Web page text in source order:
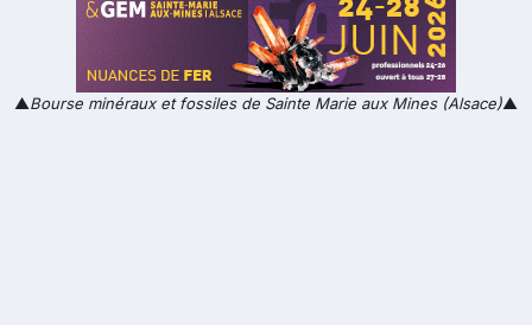
▲Bourse minéraux et fossiles de Sainte Marie aux Mines (Alsace)▲